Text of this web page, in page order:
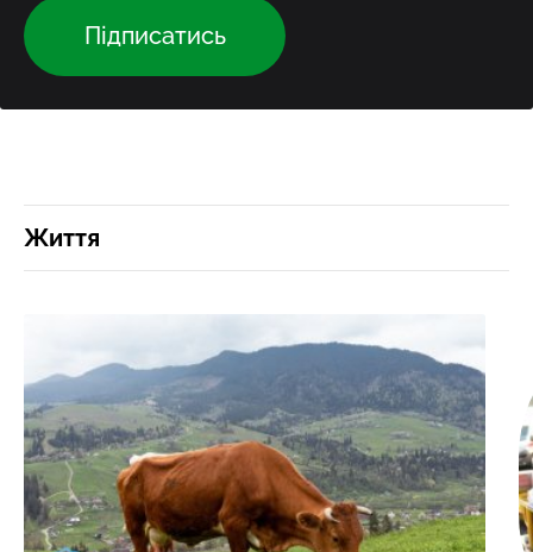
Підписатись
Життя